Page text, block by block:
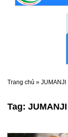
Trang chủ » JUMANJI
Tag: JUMANJI